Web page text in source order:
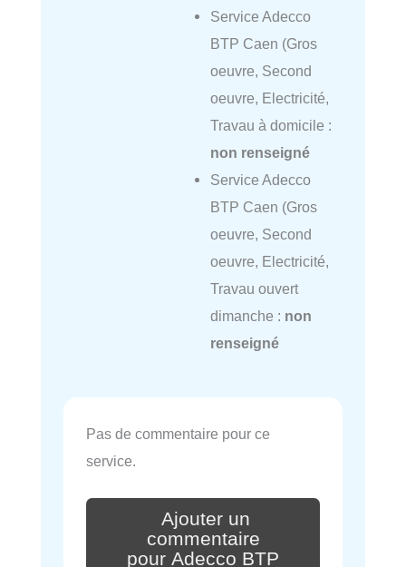
Service Adecco
BTP Caen (Gros
oeuvre, Second
oeuvre, Electricité,
Travau à domicile :
non renseigné
Service Adecco
BTP Caen (Gros
oeuvre, Second
oeuvre, Electricité,
Travau ouvert
dimanche : non
renseigné
Pas de commentaire pour ce
service.
Ajouter un
commentaire
pour Adecco BTP